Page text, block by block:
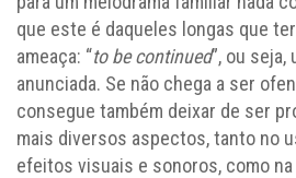
que este é daqueles longas que
ameaça: “to be continued”, ou
anunciada. Se não chega a ser
consegue também deixar de ser
mais diversos aspectos, tanto no
efeitos visuais e sonoros, como